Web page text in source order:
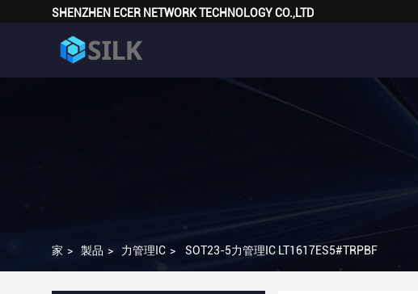
SHENZHEN ECER NETWORK TECHNOLOGY CO.,LTD
家 > 製品 > 力管理IC > SOT23-5力管理IC LT1617ES5#TRPBF